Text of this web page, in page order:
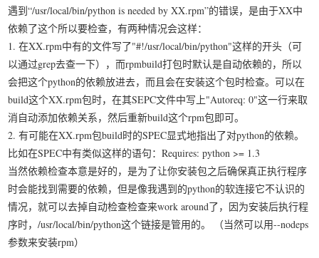
遇到“/usr/local/bin/python is needed by XX.rpm”的错误，是由于XX中
依赖了这个所以要检查，有两种情况会这样：
1. 在XX.rpm中有的文件写了"#!/usr/local/bin/python"这样的开头（可
以通过grep去查一下），而rpmbuild打包时默认是自动依赖的，所以
会把这个python的依赖放进去，而且会在安装这个包时检查。可以在
build这个XX.rpm包时，在其SEPC文件中写上"Autoreq: 0"这一行来取
消自动添加依赖关系，然后重新build这个rpm包即可。
2. 有可能在XX.rpm包build时的SPEC显式地指出了对python的依赖。
比如在SPEC中有类似这样的语句：Requires: python >= 1.3
当然依赖检查本意是好的，是为了让你安装包之后确保真正执行程序
时会能找到需要的依赖，但是像我遇到的python的软连接它不认识的
情况，就可以去掉自动检查检查来work around了，因为安装后执行程
序时，/usr/local/bin/python这个链接是管用的。 （当然可以用--nodeps
参数来安装rpm）